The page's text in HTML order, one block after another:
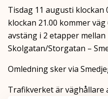
Tisdag 11 augusti klockan
klockan 21.00 kommer
avstäng i 2 etapper
Skolgatan/Storgatan –
Omledning sker via
Trafikverket är väghållare